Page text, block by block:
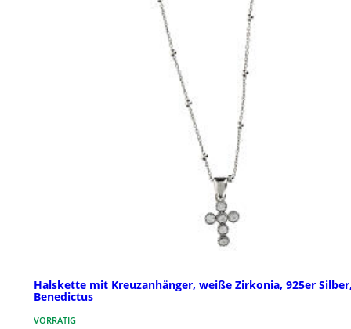
Halskette mit Kreuzanhänger, weiße Zirkonia, 925er
Benedictus
VORRÄTIG